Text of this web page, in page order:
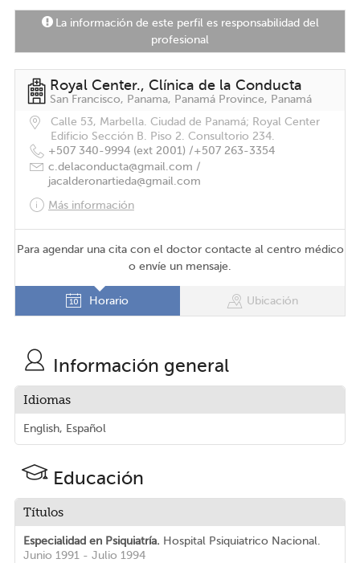
La información de este perfil es responsabilidad del
profesional
Royal Center., Clínica de la Conducta
San Francisco, Panama, Panamá Province, Panamá
Calle 53, Marbella. Ciudad de Panamá; Royal Center
Edificio Sección B. Piso 2. Consultorio 234.
+507 340-9994 (ext 2001) /+507 263-3354
c.delaconducta@gmail.com /
jacalderonartieda@gmail.com
Más información
Para agendar una cita con el doctor contacte al centro médico
o envíe un mensaje.
Horario Ubicación
Información general
Idiomas
English, Español
Educación
Títulos
Especialidad en Psiquiatría. Hospital Psiquiatrico Nacional.
Junio 1991 - Julio 1994